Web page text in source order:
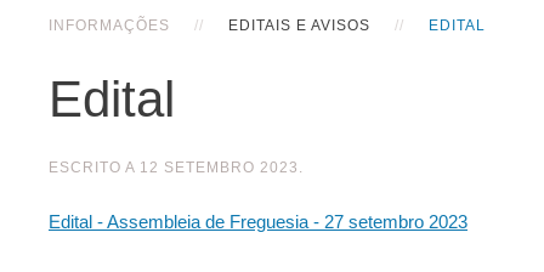
INFORMAÇÕES EDITAIS E AVISOS EDITAL
Edital
ESCRITO A 12 SETEMBRO 2023 .
Edital - Assembleia de Freguesia - 27 setembro 2023